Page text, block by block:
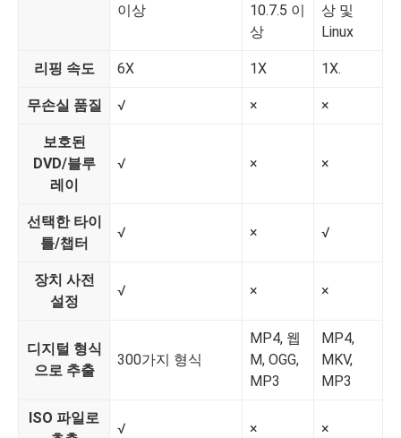
이상
10.7.5 이
상
상 및
Linux
리핑 속도 6X 1X 1X.
무손실 품질 √ × ×
보호된
DVD/블루
레이
√ × ×
선택한 타이
틀/챕터
√ × √
장치 사전
설정
√ × ×
디지털 형식
으로 추출
300가지 형식
MP4, 웹
M, OGG,
MP3
MP4,
MKV,
MP3
ISO 파일로
√ × ×